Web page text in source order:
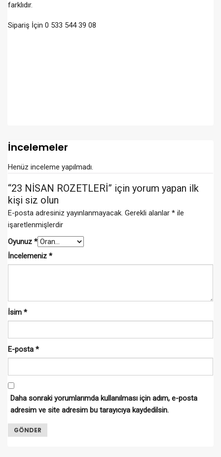
farklıdır.
Sipariş İçin 0 533 544 39 08
İncelemeler
Henüz inceleme yapılmadı.
“23 NİSAN ROZETLERİ” için yorum yapan ilk
kişi siz olun
E-posta adresiniz yayınlanmayacak. Gerekli alanlar * ile
işaretlenmişlerdir
Oyunuz *
İncelemeniz *
İsim *
E-posta *
Daha sonraki yorumlarımda kullanılması için adım, e-posta
adresim ve site adresim bu tarayıcıya kaydedilsin.